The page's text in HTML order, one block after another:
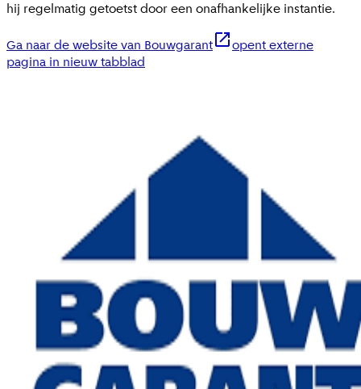
hij regelmatig getoetst door een onafhankelijke instantie.
Ga naar de website van Bouwgarant
opent externe
pagina in nieuw tabblad